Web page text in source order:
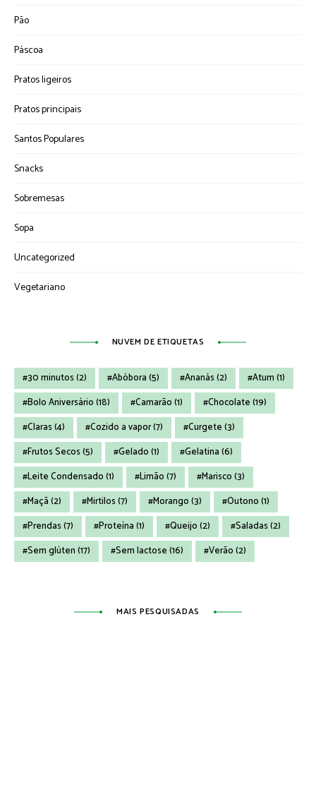
Pão
Páscoa
Pratos ligeiros
Pratos principais
Santos Populares
Snacks
Sobremesas
Sopa
Uncategorized
Vegetariano
NUVEM DE ETIQUETAS
30 minutos(2) Abóbora(5) Ananás(2) Atum(1)
Bolo Aniversário(18) Camarão(1) Chocolate(19)
Claras(4) Cozido a vapor(7) Curgete(3)
Frutos Secos(5) Gelado(1) Gelatina(6)
Leite Condensado(1) Limão(7) Marisco(3)
Maçã(2) Mirtilos(7) Morango(3) Outono(1)
Prendas(7) Proteína(1) Queijo(2) Saladas(2)
Sem glúten(17) Sem lactose(16) Verão(2)
MAIS PESQUISADAS